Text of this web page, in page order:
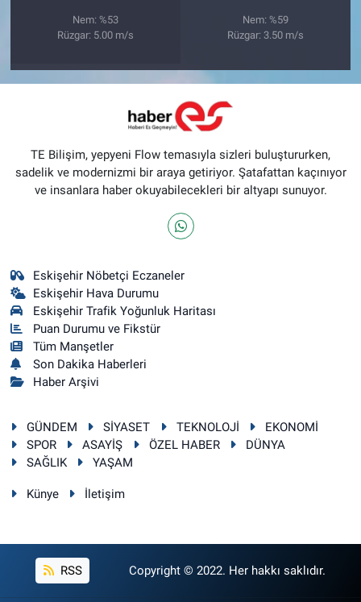
Nem: %53
Rüzgar: 5.00 m/s
Nem: %59
Rüzgar: 3.50 m/s
TE Bilişim, yepyeni Flow temasıyla sizleri buluştururken,
sadelik ve modernizmi bir araya getiriyor. Şatafattan kaçınıyor
ve insanlara haber okuyabilecekleri bir altyapı sunuyor.
Eskişehir Nöbetçi Eczaneler
Eskişehir Hava Durumu
Eskişehir Trafik Yoğunluk Haritası
Puan Durumu ve Fikstür
Tüm Manşetler
Son Dakika Haberleri
Haber Arşivi
GÜNDEM SİYASET TEKNOLOJİ
EKONOMİ
SPOR
ASAYİŞ ÖZEL HABER
DÜNYA
SAĞLIK
YAŞAM
Künye İletişim
RSS Copyright © 2022. Her hakkı saklıdır.